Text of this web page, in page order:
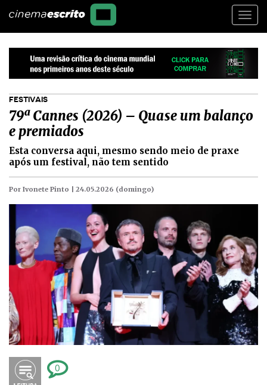
FESTIVAIS
79ª Cannes (2026) – Quase um balanço
e premiados
Esta conversa aqui, mesmo sendo meio de praxe
após um festival, não tem sentido
Por Ivonete Pinto | 24.05.2026 (domingo)
0